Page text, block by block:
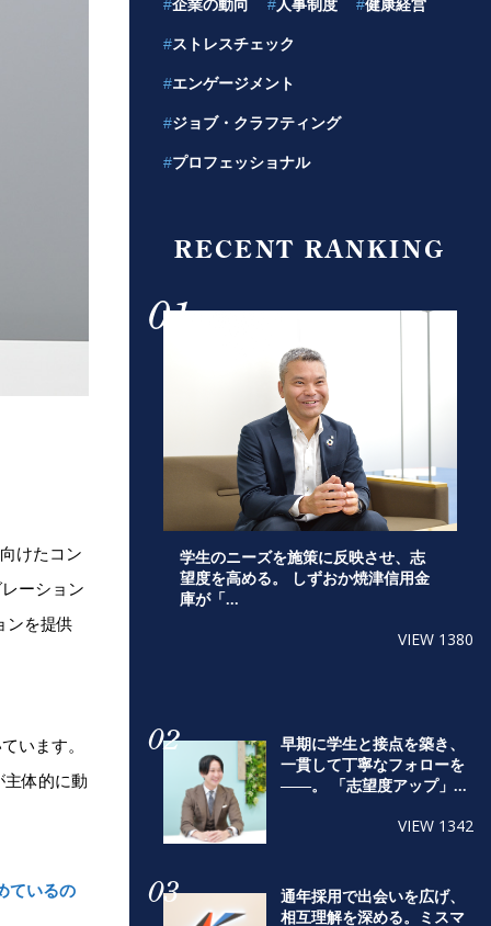
けたコン
ーション
ンを提供
います。
体的に動
ているの
#企業の動向 #人事制度 #健康経営
#ストレスチェック
#エンゲージメント
#ジョブ・クラフティング
#プロフェッショナル
RECENT RANKING
01
学生のニーズを施策に反映させ、志
望度を高める。 しずおか焼津信用金
庫が「...
VIEW 1380
02
早期に学生と接点を築き、
一貫して丁寧なフォローを
――。 「志望度アップ」...
VIEW 1342
03
通年採用で出会いを広げ、
相互理解を深める。ミスマ